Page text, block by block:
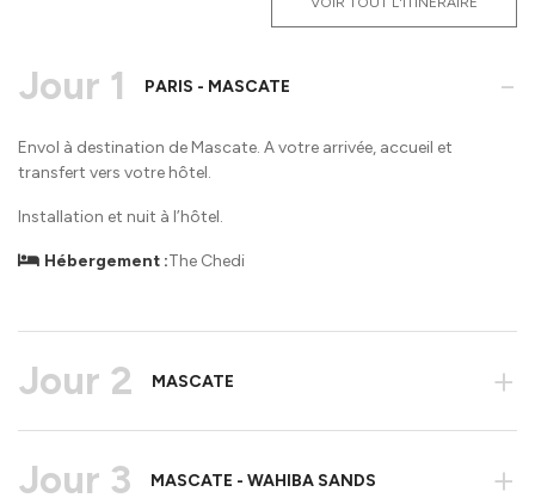
Jour 1 PARIS - MASCATE -
Envol à destination de Mascate. A votre arrivée, accueil et
transfert vers votre hôtel.
Installation et nuit à l’hôtel.
Hébergement :The Chedi
Jour 2 MASCATE +
Jour 3 MASCATE - WAHIBA SANDS +